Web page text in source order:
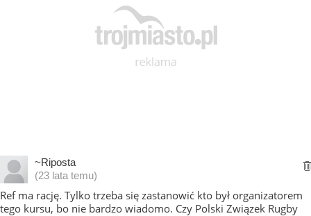
~Riposta
(23 lata temu)
Ref ma rację. Tylko trzeba się zastanowić kto był organizatorem
tego kursu, bo nie bardzo wiadomo. Czy Polski Związek Rugby